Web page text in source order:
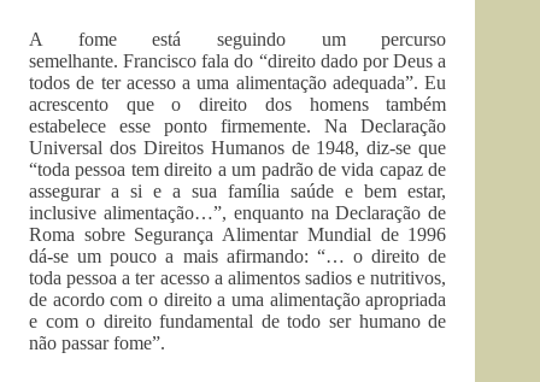
A fome está seguindo um percurso
semelhante. Francisco fala do “direito dado por Deus a
todos de ter acesso a uma alimentação adequada”. Eu
acrescento que o direito dos homens também
estabelece esse ponto firmemente. Na Declaração
Universal dos Direitos Humanos de 1948, diz-se que
“toda pessoa tem direito a um padrão de vida capaz de
assegurar a si e a sua família saúde e bem estar,
inclusive alimentação…”, enquanto na Declaração de
Roma sobre Segurança Alimentar Mundial de 1996
dá-se um pouco a mais afirmando: “… o direito de
toda pessoa a ter acesso a alimentos sadios e nutritivos,
de acordo com o direito a uma alimentação apropriada
e com o direito fundamental de todo ser humano de
não passar fome”.